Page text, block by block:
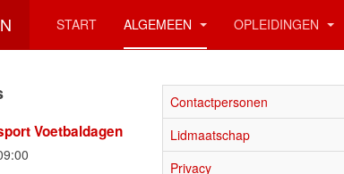
START ALGEMEEN OPLEIDINGEN
Contactpersonen
Lidmaatschap
Privacy
Voetbaldagen